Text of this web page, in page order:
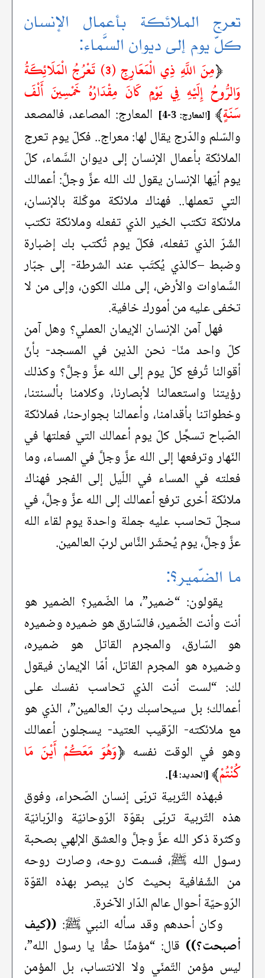
تعرج الملائكة بأعمال الإنسان
كلّ يوم إلى ديوان السَّماء:
﴿
مِنَ اللَّهِ ذِي الْمَعَارِجِ (3) تَعْرُجُ الْمَلَائِكَةُ
وَالرُّوحُ إِلَيْهِ فِي يَوْمٍ كَانَ مِقْدَارُهُ خَمْسِينَ أَلْفَ
سَنَةٍ﴾ [المعارج: 3-4]
المعارج: المصاعد، فالمصعد
والسّلم والدّرج يقال لها: معراج.. فكلّ يوم تعرج
الملائكة بأعمال الإنسان إلى ديوان السَّماء، كلّ
يوم أيّها الإنسان يقول لك الله عزَّ وجلَّ: أعمالك
التي تعملها.. فهناك ملائكة موكّلة بالإنسان،
ملائكة تكتب الخير الذي تفعله وملائكة تكتب
الشّرّ الذي تفعله، فكلّ يوم تُكتب بك إضبارة
وضبط –كالذي يُكتَب عند الشرطة- إلى جبّار
السَّماوات والأرض، إلى ملك الكون، وإلى من لا
تخفى عليه من أمورك خافية.
فهل آمن الإنسان الإيمان العملي؟ وهل آمن
كلّ واحد منّا- نحن الذين في المسجد- بأنّ
أقوالنا تُرفع كلّ يوم إلى الله عزَّ وجلَّ؟ وكذلك
رؤيتنا واستعمالنا لأبصارنا، وكلامنا بألسنتنا،
وخطواتنا بأقدامنا، وأعمالنا بجوارحنا، فملائكة
الصّباح تسجِّل كلّ يوم أعمالك التي فعلتها في
النّهار وترفعها إلى الله عزَّ وجلَّ في المساء، وما
فعلته في المساء في اللّيل إلى الفجر فهناك
ملائكة أخرى ترفع أعمالك إلى الله عزَّ وجلَّ، في
سجلّ تحاسب عليه جملة واحدة يوم لقاء الله
عزَّ وجلَّ، يوم يُحشَر النَّاس لربّ العالمين.
ما الضّمير؟:
يقولون: “ضمير”، ما الضّمير؟ الضمير هو
أنت وأنت الضّمير، فالسّارق هو ضميره وضميره
هو السّارق، والمجرم القاتل هو ضميره،
وضميره هو المجرم القاتل، أمّا الإيمان فيقول
لك: “لست أنت الذي تحاسب نفسك على
أعمالك؛ بل سيحاسبك ربّ العالمين”، الذي هو
مع ملائكته- الرّقيب العتيد- يسجلون أعمالك
وهو في الوقت نفسه ﴿وَهُوَ مَعَكُمْ أَيْنَ مَا
كُنْتُمْ﴾ [الحديد: 4]
.
فبهذه التّربية تربّى إنسان الصّحراء، وفوق
هذه التّربية تربّى بقوّة الرّوحانيّة والرّبانيّة
وكثرة ذكر الله عزَّ وجلَّ والعشق الإلهي بصحبة
رسول الله ﷺ، فسمت روحه، وصارت روحه
من الشّفافية بحيث كان يبصر بهذه القوّة
الرّوحيّة أحوال عالم الدّار الآخرة.
وكان أحدهم وقد سأله النبي ﷺ: ((كيف
أصبحت؟)) قال: “مؤمنًا حقًّا يا رسول الله”،
ليس مؤمن التّمنّي ولا الانتساب، بل المؤمن